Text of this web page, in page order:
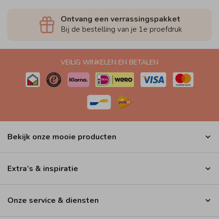
Ontvang een verrassingspakket
Bij de bestelling van je 1e proefdruk
VEILIG WINKELEN EN BETALEN
Bekijk onze mooie producten
Extra’s & inspiratie
Onze service & diensten